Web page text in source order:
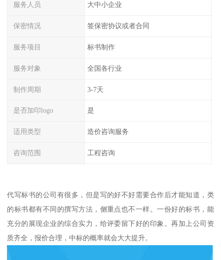
服务人员 大中小企业
保密情况 签保密协议或者合同
服务项目 标书制作
服务对象 全国各行业
制作周期 3-7天
是否加印logo 是
适用类型 造价咨询服务
咨询范围 工程咨询
代写标书的公司有很多，但是写的好不好需要合作后才能知道，类
的标书都有不同的撰写方法，侧重点也不一样。一份好的标书，能
充分的展现企业的综合实力，给评委留下好的印象。再加上公司资
质齐全，报价合理，中标的概率就会大大提升。